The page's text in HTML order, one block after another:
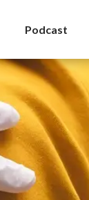
Podcast